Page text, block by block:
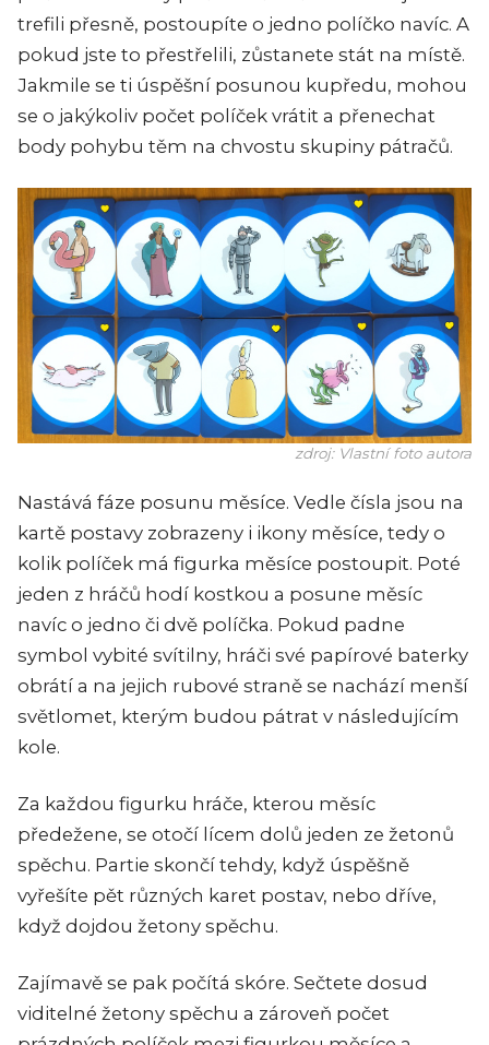
trefili přesně, postoupíte o jedno políčko navíc. A
pokud jste to přestřelili, zůstanete stát na místě.
Jakmile se ti úspěšní posunou kupředu, mohou
se o jakýkoliv počet políček vrátit a přenechat
body pohybu těm na chvostu skupiny pátračů.
zdroj: Vlastní foto autora
Nastává fáze posunu měsíce. Vedle čísla jsou na
kartě postavy zobrazeny i ikony měsíce, tedy o
kolik políček má figurka měsíce postoupit. Poté
jeden z hráčů hodí kostkou a posune měsíc
navíc o jedno či dvě políčka. Pokud padne
symbol vybité svítilny, hráči své papírové baterky
obrátí a na jejich rubové straně se nachází menší
světlomet, kterým budou pátrat v následujícím
kole.
Za každou figurku hráče, kterou měsíc
předežene, se otočí lícem dolů jeden ze žetonů
spěchu. Partie skončí tehdy, když úspěšně
vyřešíte pět různých karet postav, nebo dříve,
když dojdou žetony spěchu.
Zajímavě se pak počítá skóre. Sečtete dosud
viditelné žetony spěchu a zároveň počet